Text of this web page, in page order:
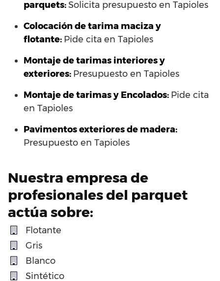
parquets:Solicita presupuesto en Tapioles
Colocación de tarima maciza y
flotante: Pide cita en Tapioles
Montaje de tarimas interiores y
exteriores: Presupuesto en Tapioles
Montaje de tarimas y Encolados: Pide cita
en Tapioles
Pavimentos exteriores de madera:
Presupuesto en Tapioles
Nuestra empresa de
profesionales del parquet
actúa sobre:
Flotante
Gris
Blanco
Sintético